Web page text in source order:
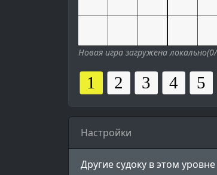
Новая игра загружена
Настройки
Другие судоку в этом